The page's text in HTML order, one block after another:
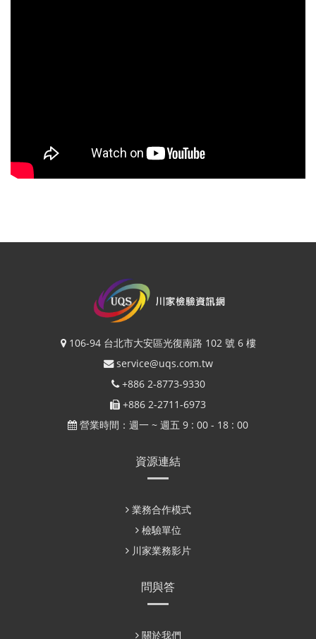
106-94 台北市大安區光復南路 102 號 6 樓
service@uqs.com.tw
+886 2-8773-9330
+886 2-2711-6973
營業時間：週一 ~ 週五 9 : 00 - 18 : 00
資源連結
業務合作模式
檢驗單位
川家業務影片
問與答
關於我們